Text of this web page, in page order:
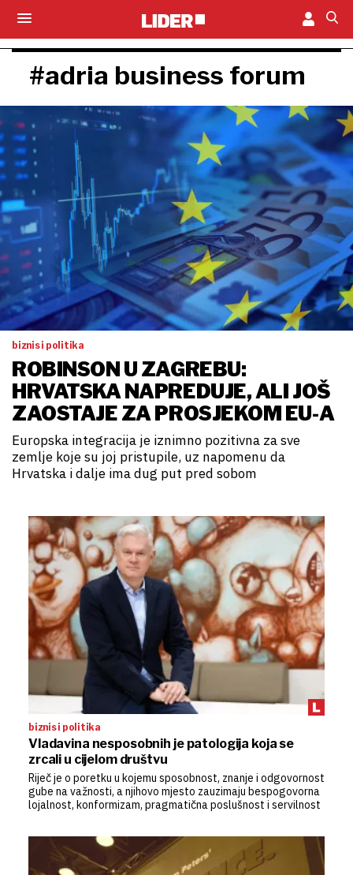
#adria business forum
biznis i politika
ROBINSON U ZAGREBU:
HRVATSKA NAPREDUJE, ALI JOŠ
ZAOSTAJE ZA PROSJEKOM EU-A
Europska integracija je iznimno pozitivna za sve
zemlje koje su joj pristupile, uz napomenu da
Hrvatska i dalje ima dug put pred sobom
biznis i politika
Vladavina nesposobnih je patologija koja se
zrcali u cijelom društvu
Riječ je o poretku u kojemu sposobnost, znanje i odgovornost
gube na važnosti, a njihovo mjesto zauzimaju bespogovorna
lojalnost, konformizam, pragmatična poslušnost i servilnost